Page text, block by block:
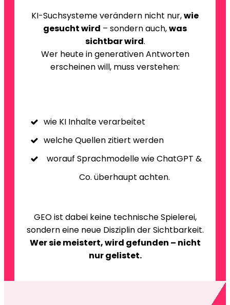
KI-Suchsysteme verändern nicht nur,wie
gesucht wird – sondern auch,was
sichtbar wird.
Wer heute in generativen Antworten
erscheinen will, muss verstehen:
wie KI Inhalte verarbeitet
welche Quellen zitiert werden
worauf Sprachmodelle wie ChatGPT &
Co. überhaupt achten.
GEO ist dabei keine technische Spielerei,
sondern eine neue Disziplin der Sichtbarkeit.
Wer sie meistert, wird gefunden – nicht
nur gelistet.